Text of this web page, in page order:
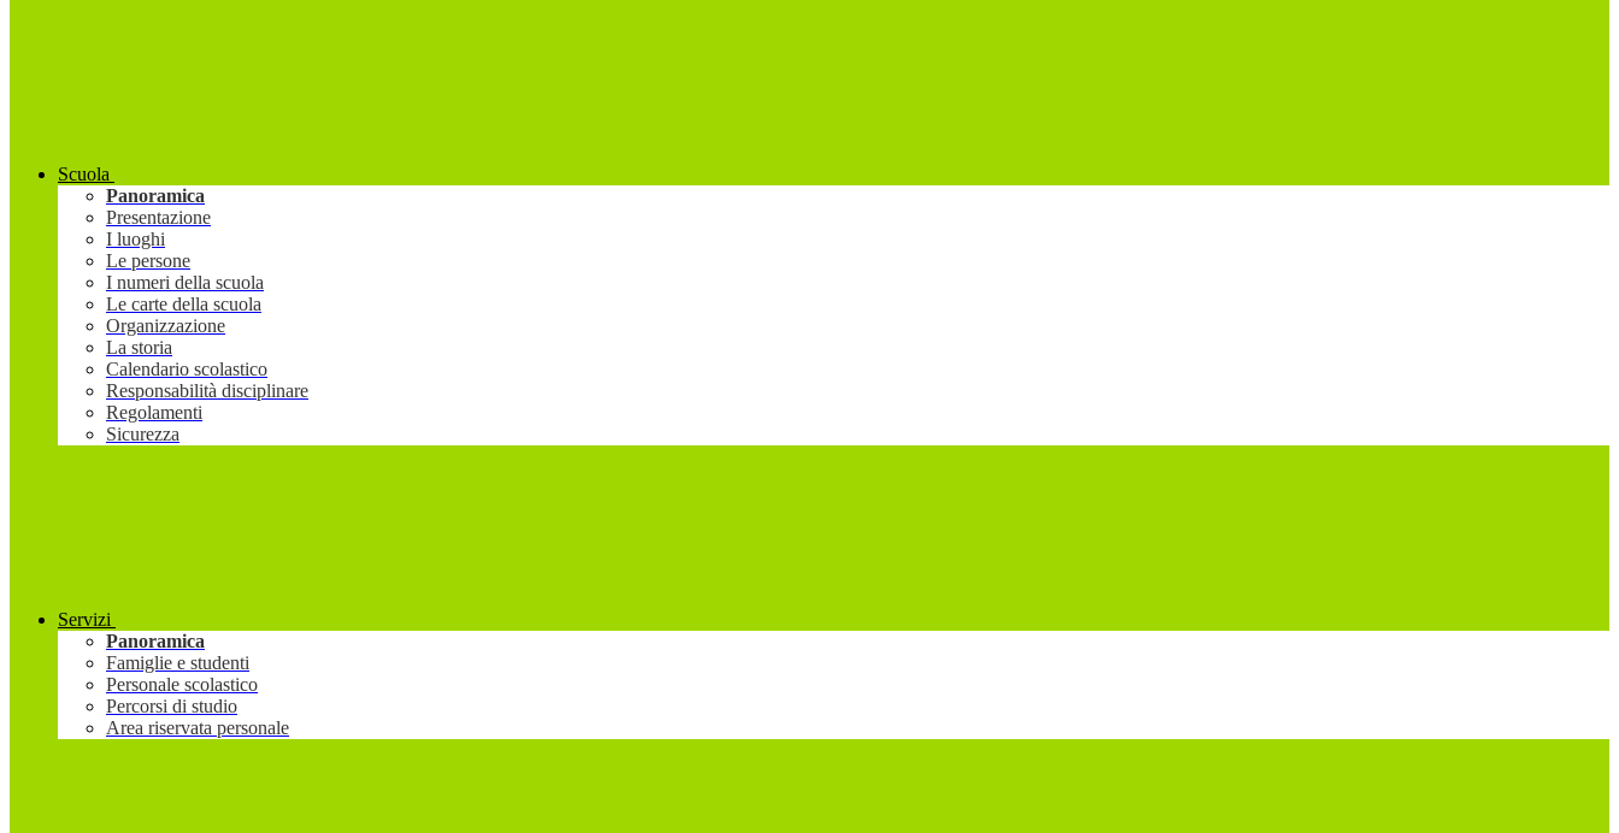
Scuola
Panoramica
Presentazione
I luoghi
Le persone
I numeri della scuola
Le carte della scuola
Organizzazione
La storia
Calendario scolastico
Responsabilità disciplinare
Regolamenti
Sicurezza
Servizi
Panoramica
Famiglie e studenti
Personale scolastico
Percorsi di studio
Area riservata personale